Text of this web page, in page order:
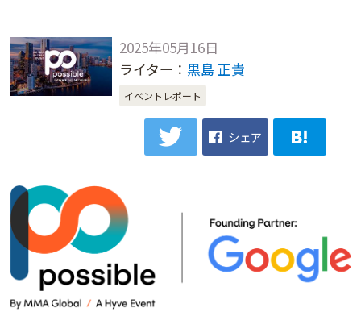
2025年05月16日
ライター： 黒島 正貴
イベントレポート
シェア